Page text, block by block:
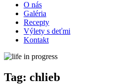
O nás
Galéria
Recepty
Výlety s deťmi
Kontakt
Tag: chlieb